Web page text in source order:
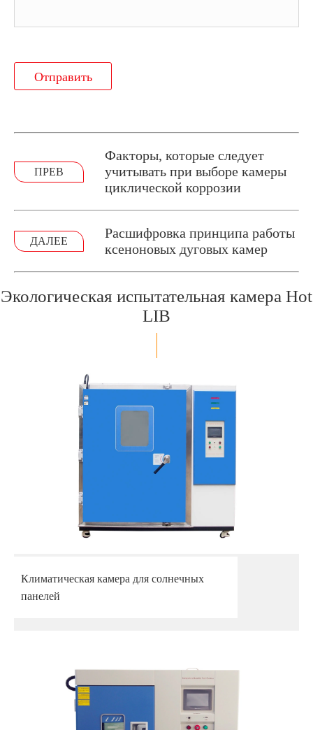
Отправить
ПРЕВ
Факторы, которые следует
учитывать при выборе камеры
циклической коррозии
ДАЛЕЕ
Расшифровка принципа работы
ксеноновых дуговых камер
Экологическая испытательная камера Hot
LIB
Климатическая камера для солнечных
панелей